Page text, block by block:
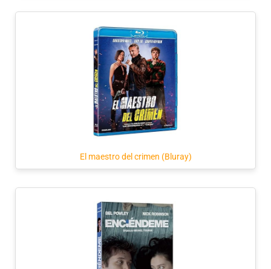
El maestro del crimen (Bluray)